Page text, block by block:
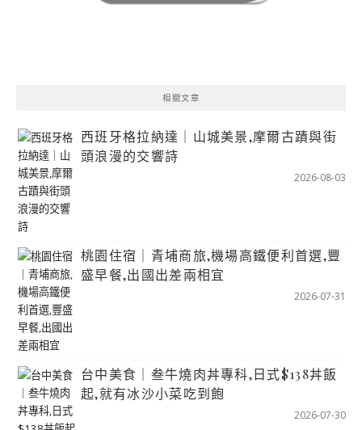
相關文章
西班牙格拉納達｜山城美景,摩爾古蹟與街
頭浪漫的交響詩
2026-08-03
桃園住宿｜青埔商旅,機場高鐵便利首選,豐
盛早餐,出國出差兩相宜
2026-07-31
台中美食｜叁牛燒肉丼專科,日式$138丼飯
起,就有冰沙小菜吃到飽
2026-07-30